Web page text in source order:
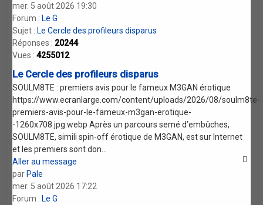
mer. 5 août 2026 19:30
Forum : Le G
Sujet : Le Cercle des profileurs disparus
Réponses : 20244
Vues :4255012
Le Cercle des profileurs disparus
SOULM8TE : premiers avis pour le fameux M3GAN érotique
https://www.ecranlarge.com/content/uploads/2026/08/soulm8te-
premiers-avis-pour-le-fameux-m3gan-erotique-
-1260x708.jpg.webp Après un parcours semé d’embûches,
SOULM8TE, simili spin-off érotique de M3GAN, est sur Internet
et les premiers sont don...
Aller au message
par Pale
mer. 5 août 2026 17:22
Forum : Le G